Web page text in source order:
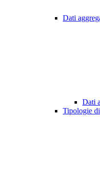
Dati
Dati
Tipologie